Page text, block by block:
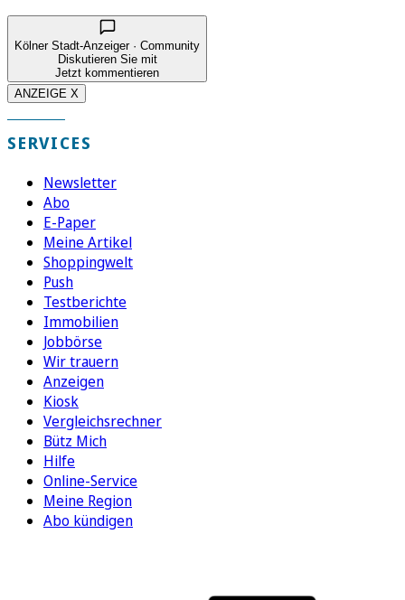
Kölner Stadt-Anzeiger · Community
Diskutieren Sie mit
Jetzt kommentieren
ANZEIGE X
SERVICES
Newsletter
Abo
E-Paper
Meine Artikel
Shoppingwelt
Push
Testberichte
Immobilien
Jobbörse
Wir trauern
Anzeigen
Kiosk
Vergleichsrechner
Bütz Mich
Hilfe
Online-Service
Meine Region
Abo kündigen